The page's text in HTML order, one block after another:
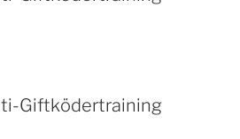
Giftködertraining